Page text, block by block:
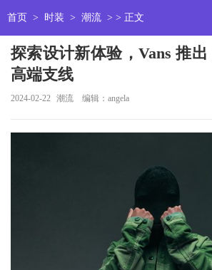
首页 > 时装 > 潮流 > > 正文
探索设计新体验，Vans 推
高端支线
2024-02-22 潮流 编辑：angela